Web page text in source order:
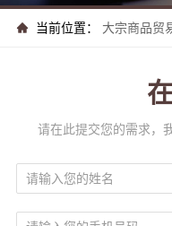
当前位置： 大宗商品贸
请在此提交您的需求，